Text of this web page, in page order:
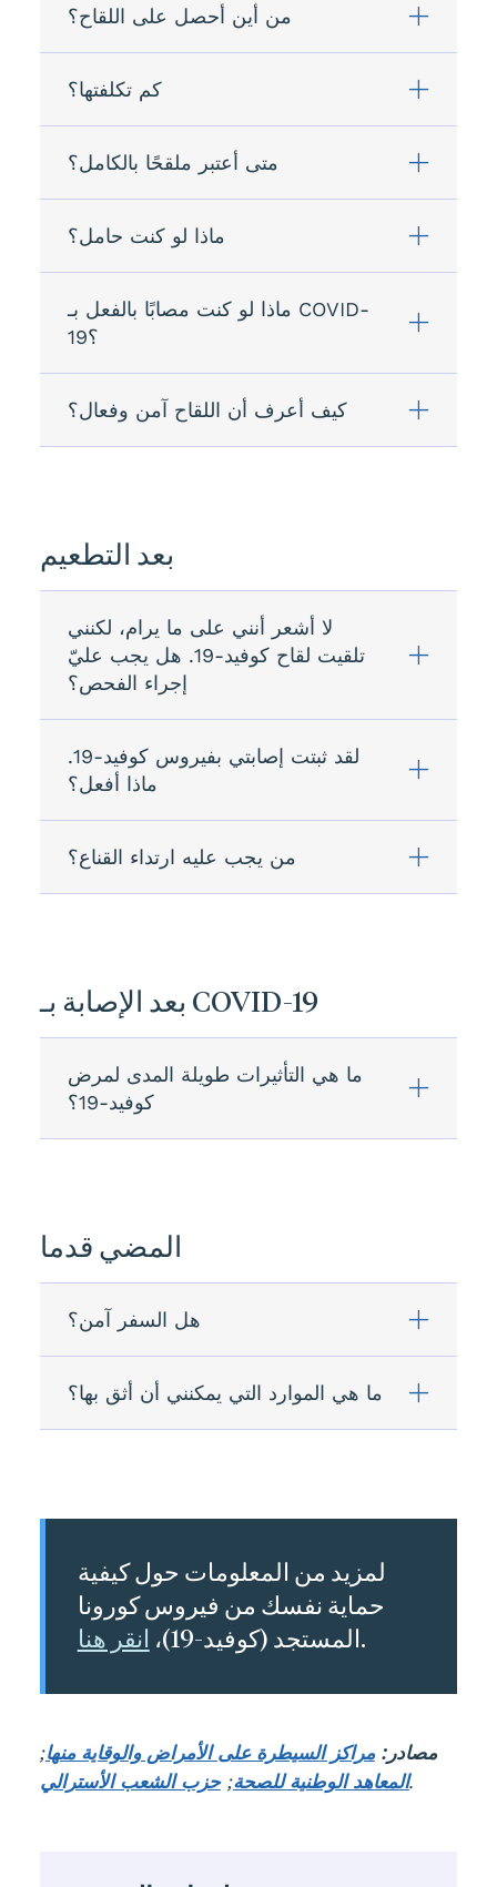
من أين أحصل على اللقاح؟
كم تكلفتها؟
متى أعتبر ملقحًا بالكامل؟
ماذا لو كنت حامل؟
ماذا لو كنت مصابًا بالفعل بـ COVID-
19؟
كيف أعرف أن اللقاح آمن وفعال؟
بعد التطعيم
لا أشعر أنني على ما يرام، لكنني
تلقيت لقاح كوفيد-19. هل يجب عليّ
إجراء الفحص؟
لقد ثبتت إصابتي بفيروس كوفيد-19.
ماذا أفعل؟
من يجب عليه ارتداء القناع؟
بعد الإصابة بـ COVID-19
ما هي التأثيرات طويلة المدى لمرض
كوفيد-19؟
المضي قدما
هل السفر آمن؟
ما هي الموارد التي يمكنني أن أثق بها؟
لمزيد من المعلومات حول كيفية
حماية نفسك من فيروس كورونا
المستجد (كوفيد-19)،
انقر هنا .
مصادر: مراكز السيطرة على الأمراض والوقاية منها;
المعاهد الوطنية للصحة;حزب الشعب الأسترالي .